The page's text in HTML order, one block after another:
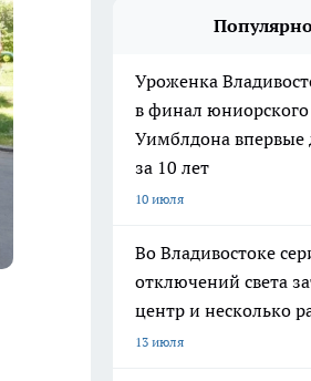
Уроженка
в финал юниорского
Уимблдона впервые
за 10 лет
10 июля
Во Владивостоке
отключений света
центр и несколько
13 июля